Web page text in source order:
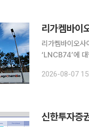
리가켐바이
리가켐바이오
‘LNCB74’에
2026-08-07